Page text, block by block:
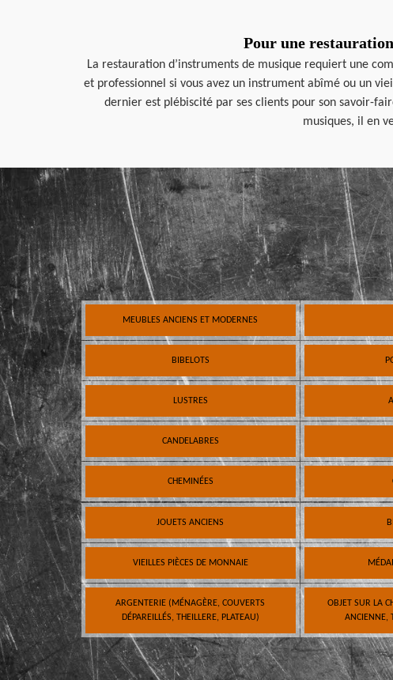
Pour une
La restauration d’instruments de musique requiert une
et professionnel si vous avez un instrument abîmé ou un
dernier est plébiscité par ses clients pour son savoir-
musiques, il en
MEUBLES ANCIENS ET MODERNES
BIBELOTS
LUSTRES
CANDELABRES
CHEMINÉES
JOUETS ANCIENS
VIEILLES PIÈCES DE MONNAIE
ARGENTERIE (MÉNAGÈRE, COUVERTS
DÉPAREILLÉS, THEILLERE, PLATEAU)
OBJET SUR LA
ANCIENNE,